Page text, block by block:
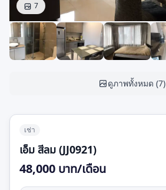
7
ดูภาพทั้งหมด (7)
เช่า
เอ็ม สีลม (JJ0921)
48,000 บาท/เดือน